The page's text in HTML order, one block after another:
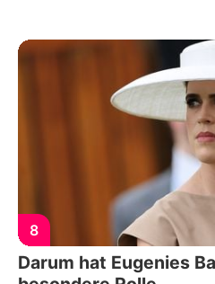
8
Darum hat Eugenies